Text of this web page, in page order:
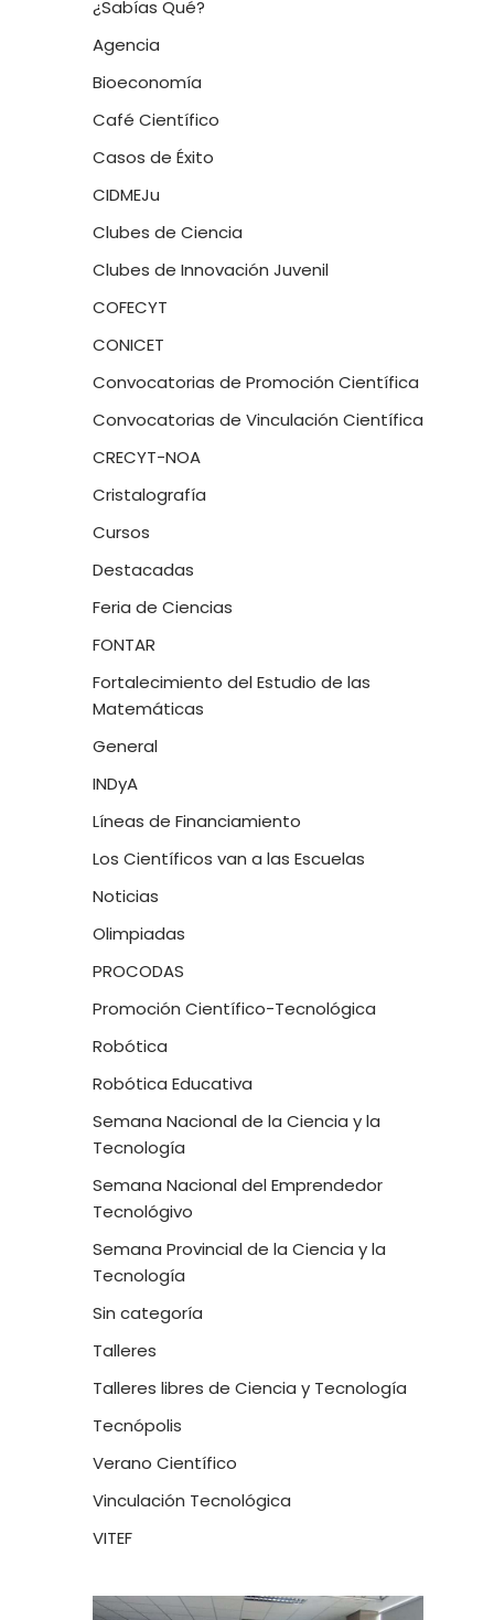
¿Sabías Qué?
Agencia
Bioeconomía
Café Científico
Casos de Éxito
CIDMEJu
Clubes de Ciencia
Clubes de Innovación Juvenil
COFECYT
CONICET
Convocatorias de Promoción Científica
Convocatorias de Vinculación Científica
CRECYT-NOA
Cristalografía
Cursos
Destacadas
Feria de Ciencias
FONTAR
Fortalecimiento del Estudio de las
Matemáticas
General
INDyA
Líneas de Financiamiento
Los Científicos van a las Escuelas
Noticias
Olimpiadas
PROCODAS
Promoción Científico-Tecnológica
Robótica
Robótica Educativa
Semana Nacional de la Ciencia y la
Tecnología
Semana Nacional del Emprendedor
Tecnológivo
Semana Provincial de la Ciencia y la
Tecnología
Sin categoría
Talleres
Talleres libres de Ciencia y Tecnología
Tecnópolis
Verano Científico
Vinculación Tecnológica
VITEF